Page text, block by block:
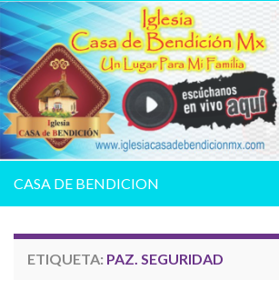
CASA DE BENDICION
ETIQUETA: PAZ. SEGURIDAD